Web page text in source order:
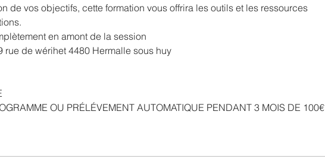
de vos objectifs, cette formation vous offrira les outils et les ressources
en amont de la session
rue de wérihet 4480 Hermalle sous huy
OU PRÉLÉVEMENT AUTOMATIQUE PENDANT 3 MOIS DE 100€